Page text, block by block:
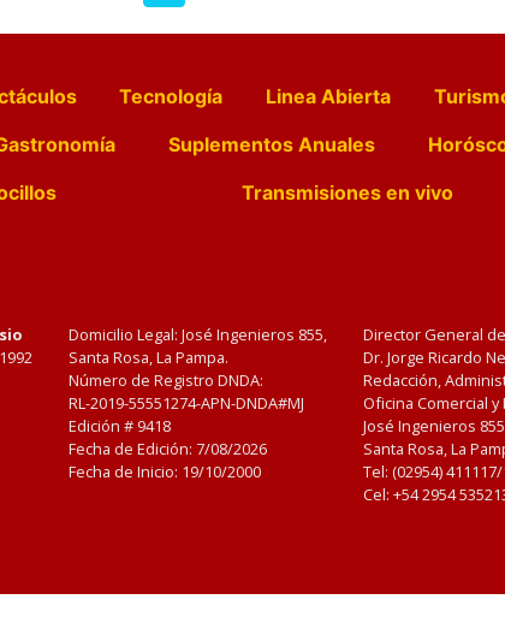
Tecnología Linea Abierta
Suplementos Anuales
Transmisiones en vivo
Domicilio Legal: José Ingenieros 855,
Santa Rosa, La Pampa.
Número de Registro DNDA:
RL-2019-55551274-APN-DNDA#MJ
Edición # 9418
Fecha de Edición: 7/08/2026
Fecha de Inicio: 19/10/2000
Director General
Dr. Jorge Ricardo
Redacción,
Oficina Comercial
José Ingenieros
Santa Rosa, La
Tel: (02954)
Cel: +54 2954